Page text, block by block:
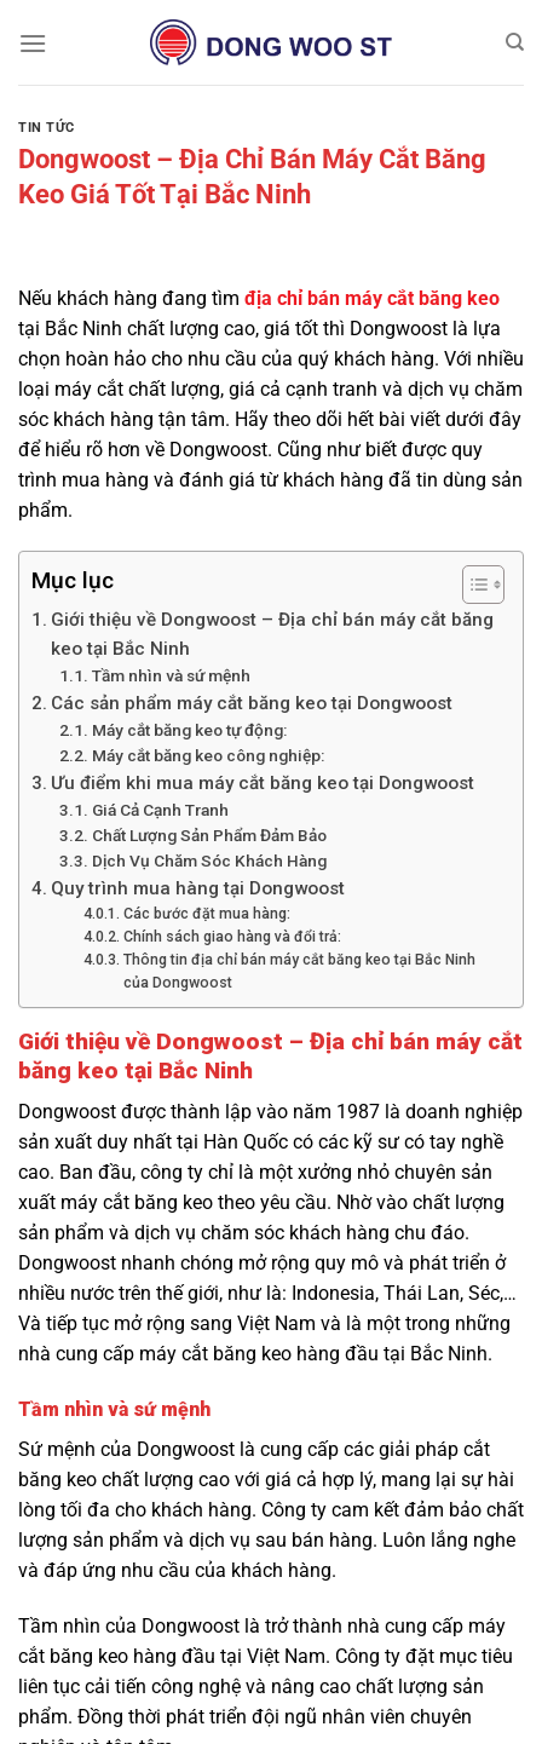
đến
TIN TỨC
Dongwoost – Địa Chỉ Bán Máy Cắt Băng
Keo Giá Tốt Tại Bắc Ninh
Nếu khách hàng đang tìm địa chỉ bán máy cắt băng keo
tại Bắc Ninh chất lượng cao, giá tốt thì Dongwoost là lựa
chọn hoàn hảo cho nhu cầu của quý khách hàng. Với nhiều
loại máy cắt chất lượng, giá cả cạnh tranh và dịch vụ chăm
sóc khách hàng tận tâm. Hãy theo dõi hết bài viết dưới đây
để hiểu rõ hơn về Dongwoost. Cũng như biết được quy
trình mua hàng và đánh giá từ khách hàng đã tin dùng sản
phẩm.
Mục lục
Giới thiệu về Dongwoost – Địa chỉ bán máy cắt băng
keo tại Bắc Ninh
Tầm nhìn và sứ mệnh
Các sản phẩm máy cắt băng keo tại Dongwoost
Máy cắt băng keo tự động:
Máy cắt băng keo công nghiệp:
Ưu điểm khi mua máy cắt băng keo tại Dongwoost
Giá Cả Cạnh Tranh
Chất Lượng Sản Phẩm Đảm Bảo
Dịch Vụ Chăm Sóc Khách Hàng
Quy trình mua hàng tại Dongwoost
Các bước đặt mua hàng:
Chính sách giao hàng và đổi trả:
Thông tin địa chỉ bán máy cắt băng keo tại Bắc Ninh
của Dongwoost
Giới thiệu về Dongwoost – Địa chỉ bán máy cắt
băng keo tại Bắc Ninh
Dongwoost được thành lập vào năm 1987 là doanh nghiệp
sản xuất duy nhất tại Hàn Quốc có các kỹ sư có tay nghề
cao. Ban đầu, công ty chỉ là một xưởng nhỏ chuyên sản
xuất máy cắt băng keo theo yêu cầu. Nhờ vào chất lượng
sản phẩm và dịch vụ chăm sóc khách hàng chu đáo.
Dongwoost nhanh chóng mở rộng quy mô và phát triển ở
nhiều nước trên thế giới, như là: Indonesia, Thái Lan, Séc,…
Và tiếp tục mở rộng sang Việt Nam và là một trong những
nhà cung cấp máy cắt băng keo hàng đầu tại Bắc Ninh.
Tầm nhìn và sứ mệnh
Sứ mệnh của Dongwoost là cung cấp các giải pháp cắt
băng keo chất lượng cao với giá cả hợp lý, mang lại sự hài
lòng tối đa cho khách hàng. Công ty cam kết đảm bảo chất
lượng sản phẩm và dịch vụ sau bán hàng. Luôn lắng nghe
và đáp ứng nhu cầu của khách hàng.
Tầm nhìn của Dongwoost là trở thành nhà cung cấp máy
cắt băng keo hàng đầu tại Việt Nam. Công ty đặt mục tiêu
liên tục cải tiến công nghệ và nâng cao chất lượng sản
phẩm. Đồng thời phát triển đội ngũ nhân viên chuyên